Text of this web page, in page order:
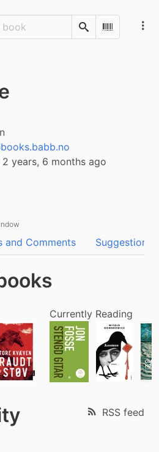
SearchScan
years, 6 months ago
and Comments Suggestions
Currently Reading
RSS feed